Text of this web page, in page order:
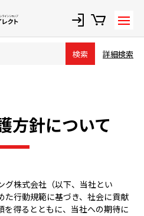
検索 詳細検索
方針について
グ株式会社（以下、当社とい
た行動規範に基づき、社会に貢献
を得るとともに、当社への期待に